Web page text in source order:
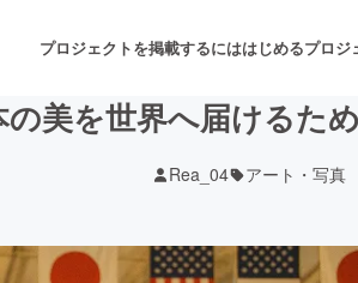
プロジェクトを掲載するにははじめるプロジ
美を世界へ届けるた
Rea_04 アート・写真